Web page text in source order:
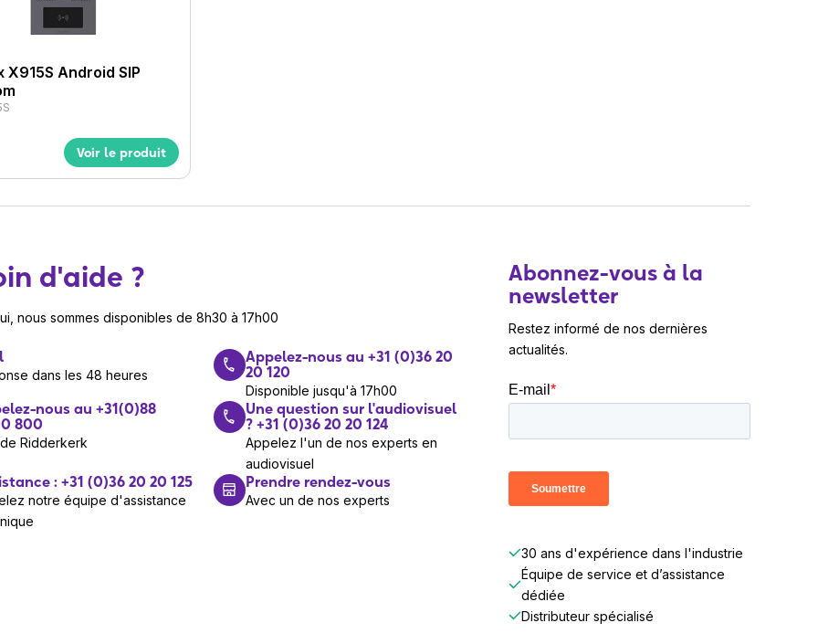
et capacité de 20000 étiquettes.
X915S Android SIP
Voir le produit
d'aide ?
nous sommes disponibles de 8h30 à 17h00
dans les 48 heures
Appelez-nous au +31 (0)36 20
20 120
Disponible jusqu'à 17h00
nous au +31(0)88
800
Ridderkerk
Une question sur l'audiovisuel
? +31 (0)36 20 20 124
Appelez l'un de nos experts en
audiovisuel
: +31 (0)36 20 20 125
notre équipe d'assistance
Prendre rendez-vous
Avec un de nos experts
Abonnez-vous à la
newsletter
Restez informé de nos dernières
actualités.
30 ans d'expérience dans l'industrie
Équipe de service et d’assistance
dédiée
Distributeur spécialisé